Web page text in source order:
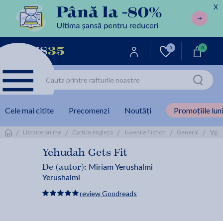
X
0 0
Cele mai citite Precomenzi Noutăți Promoțiile
/ Librarie online / Carti in engleza / Juvenile Fiction / General /
Yehudah Gets Fit
De (autor): Miriam Yerushalmi
Yerushalmi
review Goodreads